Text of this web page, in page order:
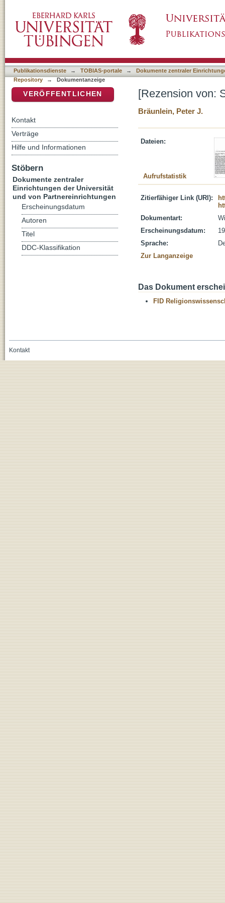
Publikationsdienste → TOBIAS-portale →
Dokumente zentraler
Repository
→ Dokumentanzeige
[Rezension von:
Bräunlein, Peter J.
Dateien:
Aufrufstatistik
Zitierfähiger Link (URI):
Dokumentart:
Erscheinungsdatum:
Sprache:
Zur Langanzeige
Das Dokument
FID
VERÖFFENTLICHEN
Kontakt
Verträge
Hilfe und Informationen
Stöbern
Dokumente zentraler
Einrichtungen der Universität
und von Partnereinrichtungen
Erscheinungsdatum
Autoren
Titel
DDC-Klassifikation
Kontakt